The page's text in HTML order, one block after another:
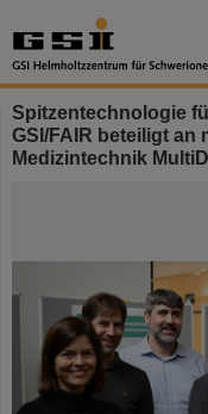
Spitzentechnologie
GSI/FAIR beteiligt an
Medizintechnik